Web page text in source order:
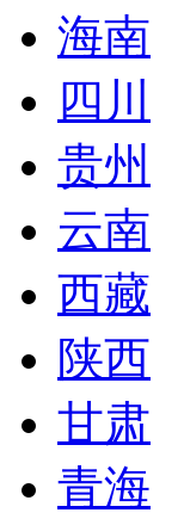
海南
四川
贵州
云南
西藏
陕西
甘肃
青海